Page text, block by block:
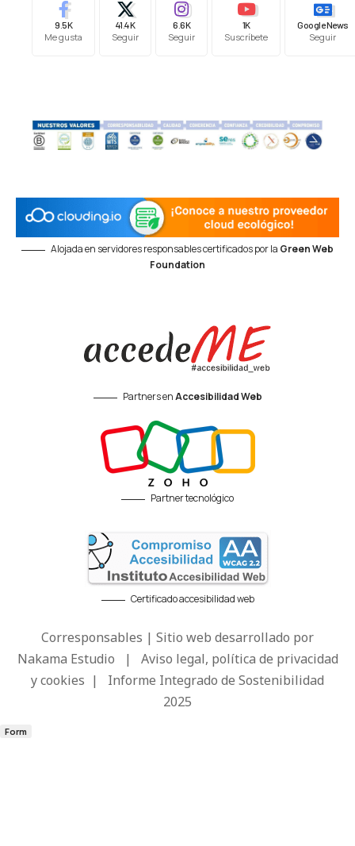
9.5K
Me gusta
41.4K
Seguir
6.6K
Seguir
1K
Suscríbete
Google News
Seguir
Alojada en servidores responsables certificados por la Green Web
Foundation
Partners enAccesibilidad Web
Partner tecnológico
Certificado accesibilidad web
Corresponsables | Sitio web desarrollado por
Nakama Estudio | Aviso legal, política de privacidad
y cookies | Informe Integrado de Sostenibilidad
2025
Form